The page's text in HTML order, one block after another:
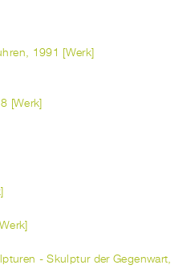
1991 [Werk]
[Werk]
- Skulptur der Gegenwart,